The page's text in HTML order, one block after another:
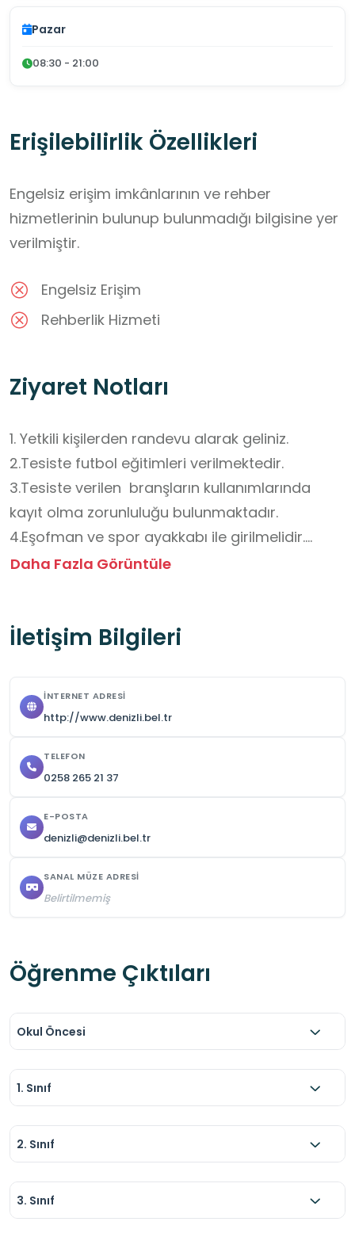
Pazar
08:30 - 21:00
Erişilebilirlik Özellikleri
Engelsiz erişim imkânlarının ve rehber
hizmetlerinin bulunup bulunmadığı bilgisine yer
verilmiştir.
Engelsiz Erişim
Rehberlik Hizmeti
Ziyaret Notları
1. Yetkili kişilerden randevu alarak geliniz.
2.Tesiste futbol eğitimleri verilmektedir.
3.Tesiste verilen  branşların kullanımlarında
kayıt olma zorunluluğu bulunmaktadır.
4.Eşofman ve spor ayakkabı ile girilmelidir.
5.Tesisimizde içecek ve yiyecek olanakları
Daha Fazla Görüntüle
İletişim Bilgileri
İNTERNET ADRESI
http://www.denizli.bel.tr
TELEFON
0258 265 21 37
E-POSTA
denizli@denizli.bel.tr
SANAL MÜZE ADRESI
Belirtilmemiş
Öğrenme Çıktıları
Okul Öncesi
1. Sınıf
2. Sınıf
3. Sınıf